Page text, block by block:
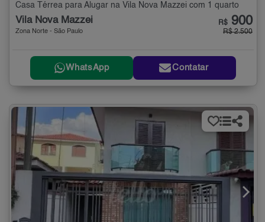
Casa Térrea para Alugar na Vila Nova Mazzei com 1 quarto
Vila Nova Mazzei
Zona Norte - São Paulo
R$ 900
R$ 2.500
WhatsApp Contatar